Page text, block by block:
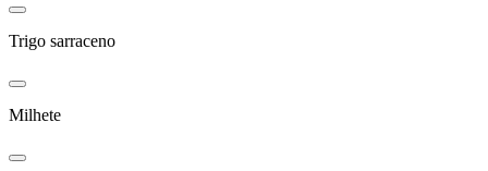
Trigo sarraceno
Milhete